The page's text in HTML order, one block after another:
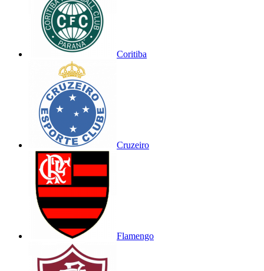
Coritiba
Cruzeiro
Flamengo